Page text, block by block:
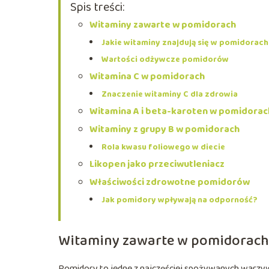
Spis treści:
Witaminy zawarte w pomidorach
Jakie witaminy znajdują się w
Wartości odżywcze pomidorów
Witamina C w pomidorach
Znaczenie witaminy C dla zdrowia
Witamina A i beta-karoten w
Witaminy z grupy B w pomidorach
Rola kwasu foliowego w diecie
Likopen jako przeciwutleniacz
Właściwości zdrowotne pomidorów
Jak pomidory wpływają na odporność?
Witaminy zawarte w pomidorach